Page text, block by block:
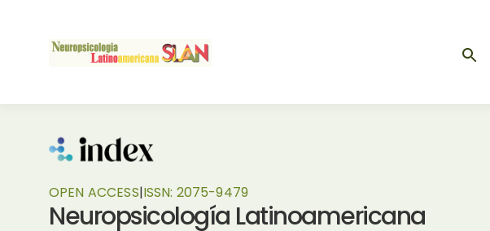
OPEN ACCESS|ISSN: 2075-9479
Neuropsicología Latinoamericana